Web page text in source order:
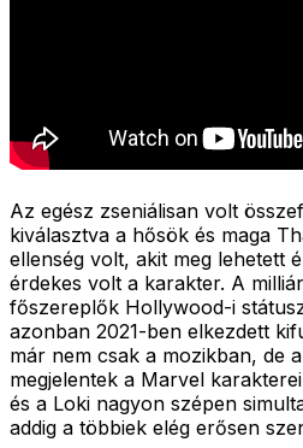
Az egész zseniálisan volt
kiválasztva a hősök és maga
ellenség volt, akit meg lehetett
érdekes volt a karakter. A
főszereplők Hollywood-i
azonban 2021-ben elkezdett
már nem csak a mozikban, de
megjelentek a Marvel
és a Loki nagyon szépen
addig a többiek elég erősen